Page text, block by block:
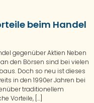
beim Handel
gegenüber Aktien Neben
den Börsen sind bei vielen
Doch so neu ist dieses
in den 1990er Jahren bei
traditionellem
Vorteile, […]